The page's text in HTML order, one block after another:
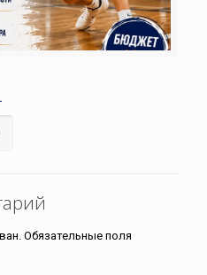
Обязательные поля